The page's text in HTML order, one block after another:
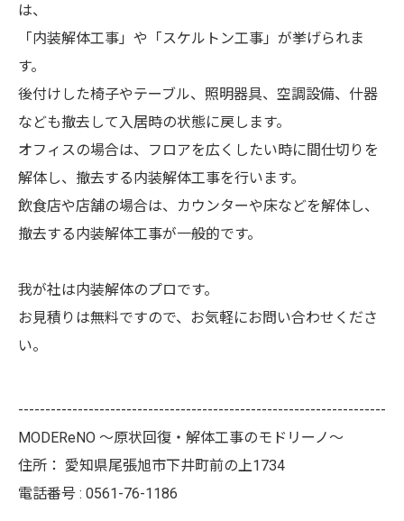
は、
「内装解体工事」や「スケルトン工事」が挙げられま
す。
後付けした椅子やテーブル、照明器具、空調設備、什器
なども撤去して入居時の状態に戻します。
オフィスの場合は、フロアを広くしたい時に間仕切りを
解体し、撤去する内装解体工事を行います。
飲食店や店舗の場合は、カウンターや床などを解体し、
撤去する内装解体工事が一般的です。
我が社は内装解体のプロです。
お見積りは無料ですので、お気軽にお問い合わせくださ
い。
--------------------------------------------------------------------
MODEReNO ～原状回復・解体工事のモドリーノ～
住所： 愛知県尾張旭市下井町前の上1734
電話番号 : 0561-76-1186